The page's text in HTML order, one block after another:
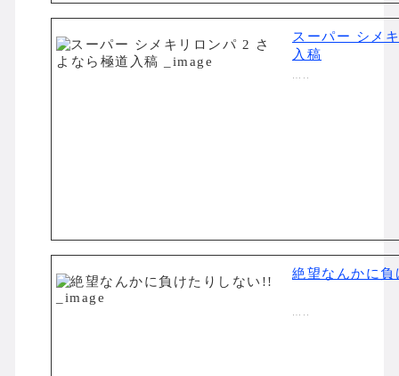
スーパー シメ
入稿
…..
絶望なんかに
…..